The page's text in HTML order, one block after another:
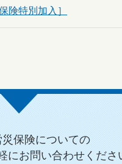
保険についての
にお問い合わせくださ